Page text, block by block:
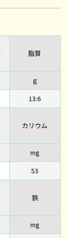
脂質
ｇ
13.6
カリウム
mg
53
鉄
mg